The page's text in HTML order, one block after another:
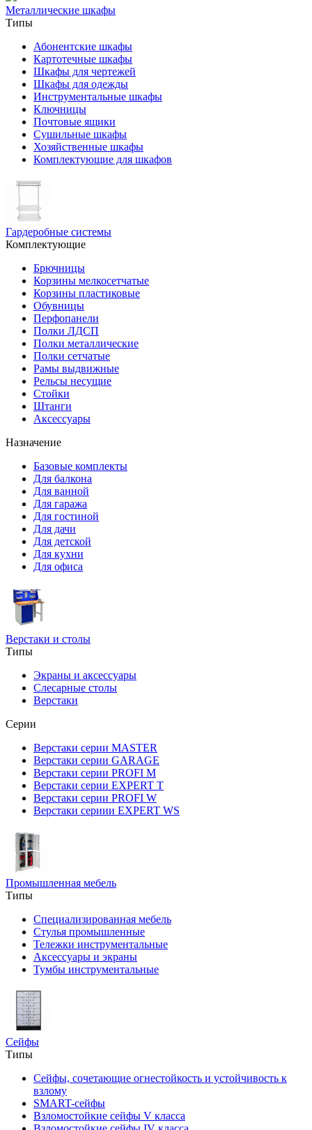
Металлические шкафы
Типы
Абонентские шкафы
Картотечные шкафы
Шкафы для чертежей
Шкафы для одежды
Инструментальные шкафы
Ключницы
Почтовые ящики
Сушильные шкафы
Хозяйственные шкафы
Комплектующие для шкафов
Гардеробные системы
Комплектующие
Брючницы
Корзины мелкосетчатые
Корзины пластиковые
Обувницы
Перфопанели
Полки ЛДСП
Полки металлические
Полки сетчатые
Рамы выдвижные
Рельсы несущие
Стойки
Штанги
Аксессуары
Назначение
Базовые комплекты
Для балкона
Для ванной
Для гаража
Для гостиной
Для дачи
Для детской
Для кухни
Для офиса
Верстаки и столы
Типы
Экраны и аксессуары
Слесарные столы
Верстаки
Серии
Верстаки серии MASTER
Верстаки серии GARAGE
Верстаки серии PROFI M
Верстаки серии EXPERT T
Верстаки серии PROFI W
Верстаки сериии EXPERT WS
Промышленная мебель
Типы
Специализированная мебель
Стулья промышленные
Тележки инструментальные
Аксессуары и экраны
Тумбы инструментальные
Сейфы
Типы
Сейфы, сочетающие огнестойкость и устойчивость к
взлому
SMART-сейфы
Взломостойкие сейфы V класса